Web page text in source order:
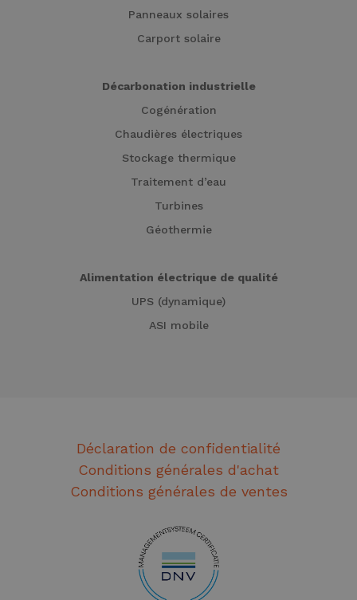
Panneaux solaires
Carport solaire
Décarbonation industrielle
Cogénération
Chaudières électriques
Stockage thermique
Traitement d’eau
Turbines
Géothermie
Alimentation électrique de qualité
UPS (dynamique)
ASI mobile
Déclaration de confidentialité
Conditions générales d'achat
Conditions générales de ventes